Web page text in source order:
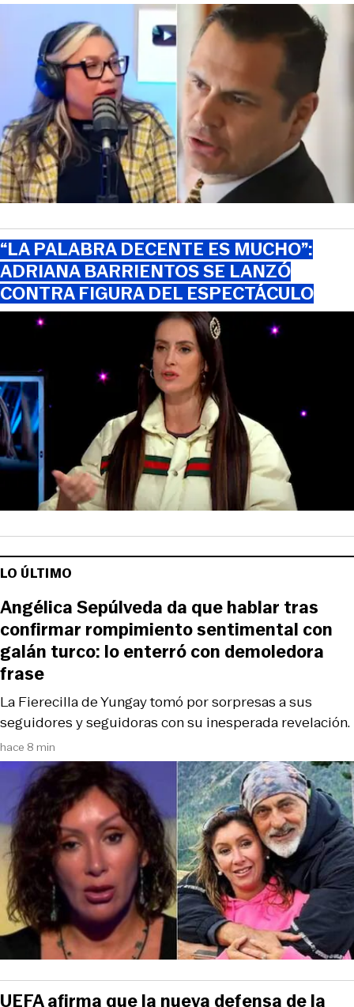
“LA PALABRA DECENTE ES MUCHO”:
ADRIANA BARRIENTOS SE LANZÓ
CONTRA FIGURA DEL ESPECTÁCULO
LO ÚLTIMO
hace 8 min
La Fierecilla de Yungay tomó por sorpresas a sus
seguidores y seguidoras con su inesperada revelación.
Angélica Sepúlveda da que hablar tras
confirmar rompimiento sentimental con
galán turco: lo enterró con demoledora
frase
UEFA afirma que la nueva defensa de la